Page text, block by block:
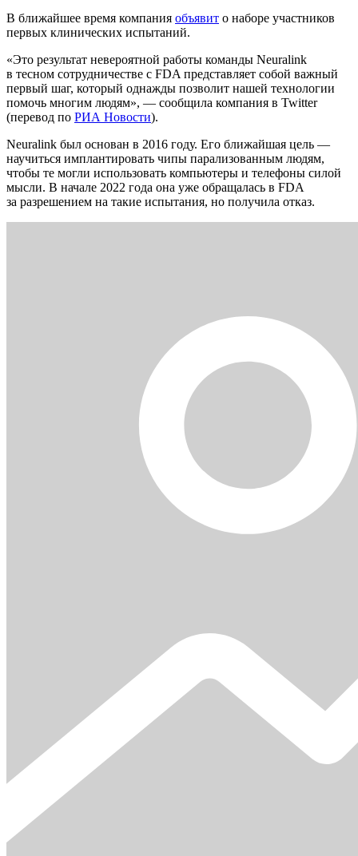
В ближайшее время компания объявит о наборе участников
первых клинических испытаний.
«Это результат невероятной работы команды Neuralink
в тесном сотрудничестве с FDA представляет собой важный
первый шаг, который однажды позволит нашей технологии
помочь многим людям», — сообщила компания в Twitter
(перевод по РИА Новости).
Neuralink был основан в 2016 году. Его ближайшая цель —
научиться имплантировать чипы парализованным людям,
чтобы те могли использовать компьютеры и телефоны силой
мысли. В начале 2022 года она уже обращалась в FDA
за разрешением на такие испытания, но получила отказ.